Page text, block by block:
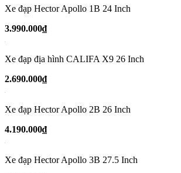
Xe đạp Hector Apollo 1B 24 Inch
3.990.000₫
Xe đạp địa hình CALIFA X9 26 Inch
2.690.000₫
Xe đạp Hector Apollo 2B 26 Inch
4.190.000₫
Xe đạp Hector Apollo 3B 27.5 Inch